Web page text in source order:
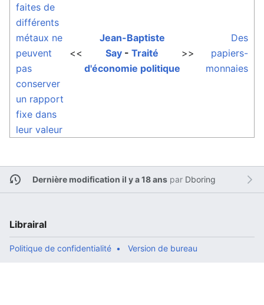
faites de
différents
métaux ne
peuvent
pas
conserver
un rapport
fixe dans
leur valeur
<<
Jean-Baptiste
Say - Traité
d'économie politique
>>
Des
papiers-
monnaies
Dernière modification il y a 18 anspar Dboring
Librairal
Politique de confidentialité Version de bureau